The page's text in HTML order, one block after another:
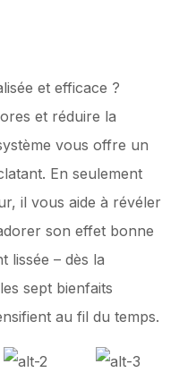
et efficace ?
et réduire la
vous offre un
En seulement
il vous aide à révéler
son effet bonne
lissée – dès la
sept bienfaits
au fil du temps.